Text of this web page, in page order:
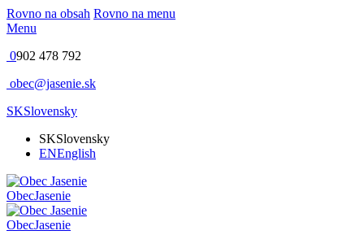
Rovno na obsah Rovno na menu
Menu
0902 478 792
obec@jasenie.sk
SKSlovensky
SKSlovensky
ENEnglish
ObecJasenie
ObecJasenie